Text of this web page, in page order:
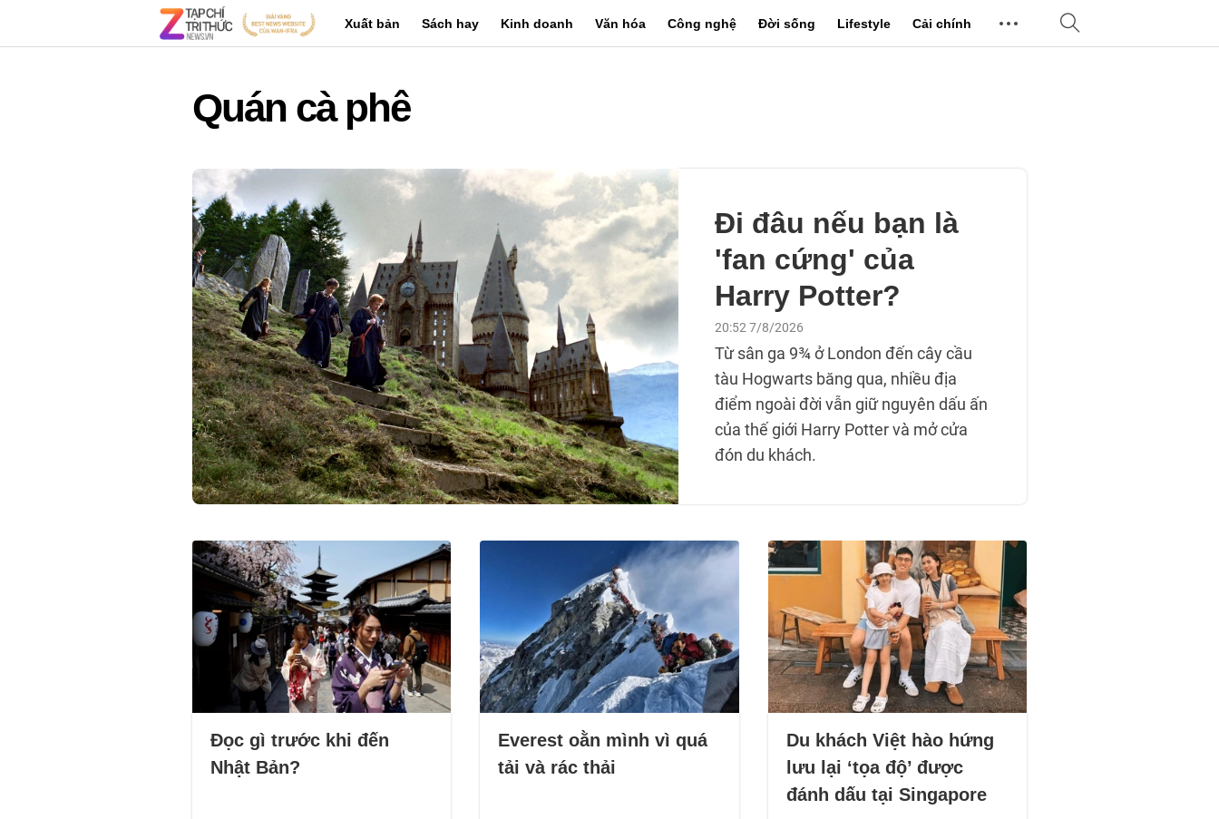
Xuất bản Sách hay Kinh doanh Văn hóa Công nghệ Đời sống Lifestyle Cải chính
Quán cà phê
Đi đâu nếu bạn là
'fan cứng' của
Harry Potter?
20:52 7/8/2026
Từ sân ga 9¾ ở London đến cây cầu
tàu Hogwarts băng qua, nhiều địa
điểm ngoài đời vẫn giữ nguyên dấu ấn
của thế giới Harry Potter và mở cửa
đón du khách.
Đọc gì trước khi đến
Nhật Bản?
Everest oằn mình vì quá
tải và rác thải
Du khách Việt hào hứng
lưu lại ‘tọa độ’ được
đánh dấu tại Singapore